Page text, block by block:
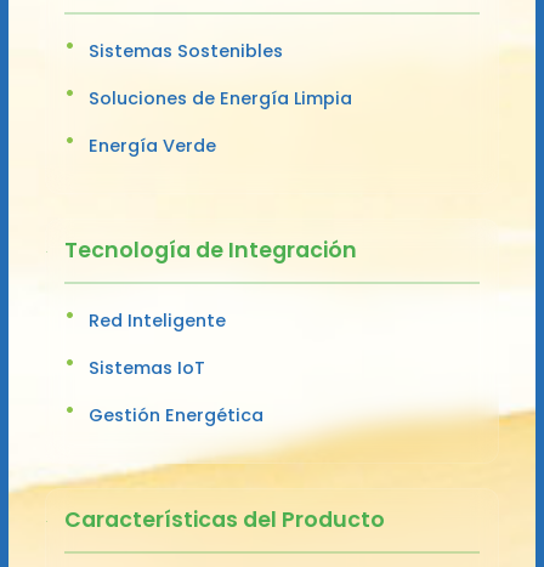
Sistemas Sostenibles
Soluciones de Energía Limpia
Energía Verde
Tecnología de Integración
Red Inteligente
Sistemas IoT
Gestión Energética
Características del Producto